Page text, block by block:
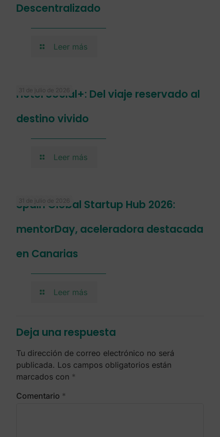
Descentralizado
Leer más
31 de julio de 2026
Hotel Social+: Del viaje reservado al
destino vivido
Leer más
31 de julio de 2026
Spain Global Startup Hub 2026:
mentorDay, aceleradora destacada
en Canarias
Leer más
Deja una respuesta
Tu dirección de correo electrónico no será
publicada. Los campos obligatorios están
marcados con *
Comentario *